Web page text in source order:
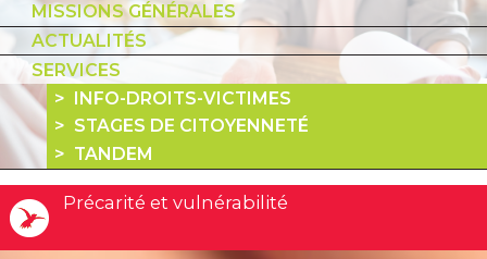
MISSIONS GÉNÉRALES
ACTUALITÉS
SERVICES
INFO-DROITS-VICTIMES
STAGES DE CITOYENNETÉ
TANDEM
Précarité et vulnérabilité